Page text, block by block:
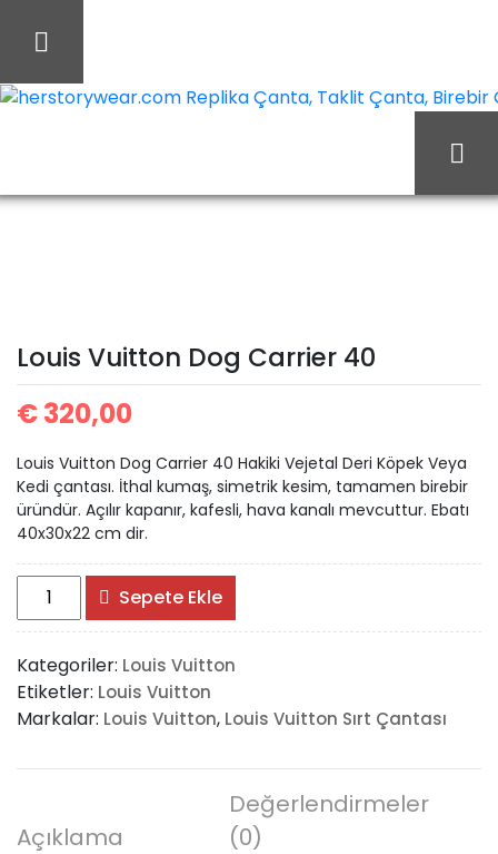
Louis Vuitton Dog Carrier 40
€320,00
Louis Vuitton Dog Carrier 40 Hakiki Vejetal Deri Köpek Veya
Kedi çantası. İthal kumaş, simetrik kesim, tamamen birebir
üründür. Açılır kapanır, kafesli, hava kanalı mevcuttur. Ebatı
40x30x22 cm dir.
Louis
Vuitton
Dog
Carrier
40
adet
Sepete Ekle
Kategoriler: Louis Vuitton
Etiketler: Louis Vuitton
Markalar: Louis Vuitton, Louis Vuitton Sırt Çantası
Açıklama
Değerlendirmeler
(0)